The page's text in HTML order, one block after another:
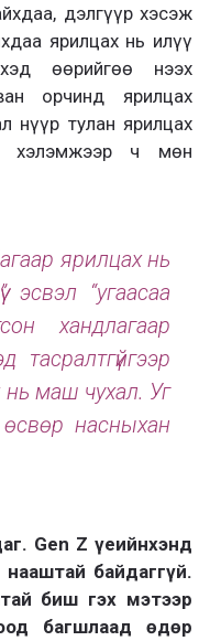
дэлгүүр хэсэж
ярилцах нь илүү
өөрийгөө нээх
орчинд ярилцах
нүүр тулан ярилцах
хэлэмжээр ч мөн
ярилцах нь
эсвэл “угаасаа
хандлагаар
тасралтгүйгээр
нь маш чухал. Уг
өсвөр насныхан
Gen Z үеийнхэнд
байдаггүй.
биш гэх мэтээр
багшлаад өдөр